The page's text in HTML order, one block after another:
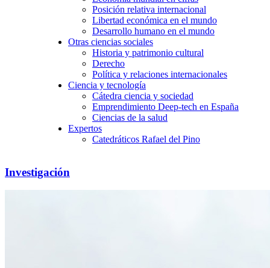
Posición relativa internacional
Libertad económica en el mundo
Desarrollo humano en el mundo
Otras ciencias sociales
Historia y patrimonio cultural
Derecho
Política y relaciones internacionales
Ciencia y tecnología
Cátedra ciencia y sociedad
Emprendimiento Deep-tech en España
Ciencias de la salud
Expertos
Catedráticos Rafael del Pino
Investigación